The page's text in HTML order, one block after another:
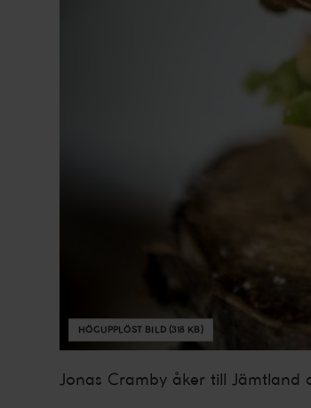
HÖGUPPLÖST BILD (318 KB)
Jonas Cramby åker till Jämtland